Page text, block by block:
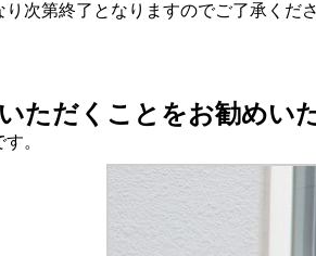
次第終了となりますのでご了承くださ
ただくことをお勧めい
。